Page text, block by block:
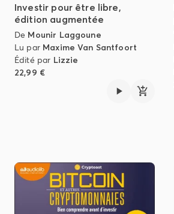
Investir pour être libre,
édition augmentée
De Mounir Laggoune
Lu par Maxime Van Santfoort
Édité par Lizzie
22,99 €